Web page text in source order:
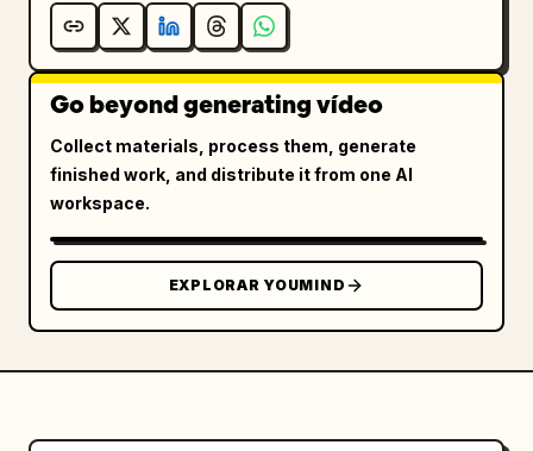
pequeños gestos con los puños, levanta los
pulgares y dice:
「いけるよ！ いける！」
“¡Ikeru yo! ¡Ikeru!”
El hombre completa una serie final de clics
rápidos y se relaja ligeramente, sugiriendo
éxito. Ella da un pequeño salto de
celebración, aterriza de forma natural,
aplaude y termina con ambos pulgares hacia
arriba mientras dice:
「やったー！ よくできました！」
sincronización labial precisa. Añade sonidos
Go beyond generating vídeo
Collect materials, process them, generate
finished work, and distribute it from one AI
workspace.
EXPLORAR YOUMIND